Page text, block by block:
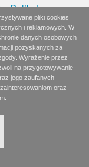
Palikot
pliki cookies
i reklamowych. W
danych osobowych
pozyskanych za
Wyrażenie przez
na przygotowywanie
jego zaufanych
oraz